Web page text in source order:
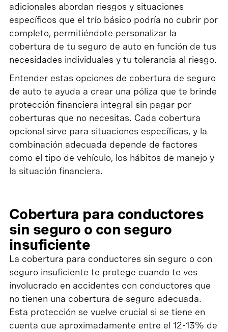
adicionales abordan riesgos y situaciones
específicos que el trío básico podría no cubrir por
completo, permitiéndote personalizar la
cobertura de tu seguro de auto en función de tus
necesidades individuales y tu tolerancia al riesgo.
Entender estas opciones de cobertura de seguro
de auto te ayuda a crear una póliza que te brinde
protección financiera integral sin pagar por
coberturas que no necesitas. Cada cobertura
opcional sirve para situaciones específicas, y la
combinación adecuada depende de factores
como el tipo de vehículo, los hábitos de manejo y
la situación financiera.
Cobertura para conductores
sin seguro o con seguro
insuficiente
La cobertura para conductores sin seguro o con
seguro insuficiente te protege cuando te ves
involucrado en accidentes con conductores que
no tienen una cobertura de seguro adecuada.
Esta protección se vuelve crucial si se tiene en
cuenta que aproximadamente entre el 12-13% de